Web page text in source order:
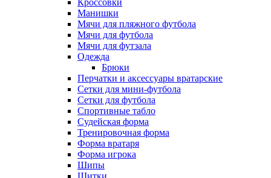
Кроссовки
Манишки
Мячи для пляжного футбола
Мячи для футбола
Мячи для футзала
Одежда
Брюки
Перчатки и аксессуары вратарские
Сетки для мини-футбола
Сетки для футбола
Спортивные табло
Судейская форма
Тренировочная форма
Форма вратаря
Форма игрока
Шипы
Щитки